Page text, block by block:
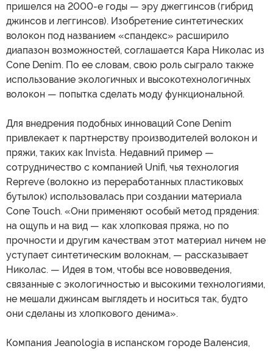
пришелся на 2000-е годы — эру джеггинсов (гибрид
джинсов и леггинсов). Изобретение синтетических
волокон под названием «спандекс» расширило
диапазон возможностей, соглашается Кара Николас из
Cone Denim. По ее словам, свою роль сыграло также
использование экологичных и высокотехнологичных
волокон — попытка сделать моду функциональной.
Для внедрения подобных инноваций Cone Denim
привлекает к партнерству производителей волокон и
пряжи, таких как Invista. Недавний пример —
сотрудничество с компанией Unifi, чья технология
Repreve (волокно из переработанных пластиковых
бутылок) использовалась при создании материала
Cone Touch. «Они применяют особый метод прядения:
на ощупь и на вид — как хлопковая пряжа, но по
прочности и другим качествам этот материал ничем не
уступает синтетическим волокнам, — рассказывает
Николас. — Идея в том, чтобы все нововведения,
связанные с экологичностью и высокими технологиями,
не мешали джинсам выглядеть и носиться так, будто
они сделаны из хлопкового денима».
Компания Jeanologia в испанском городе Валенсия,